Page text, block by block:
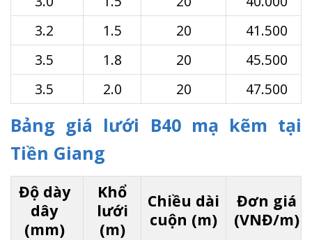
3.2
1.5 20
41.500
3.5
1.8 20
45.500
3.5
2.0 20 47.500
Bảng giá lưới B40 mạ kẽm tại
Tiền Giang
Độ dày
dây
(mm)
Khổ
lưới
(m)
Chiều dài
cuộn (m)
Đơn giá
(VNĐ/m)